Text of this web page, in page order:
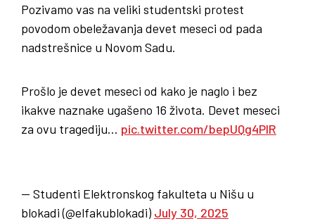
Pozivamo vas na veliki studentski protest
povodom obeležavanja devet meseci od pada
nadstrešnice u Novom Sadu.
Prošlo je devet meseci od kako je naglo i bez
ikakve naznake ugašeno 16 života. Devet meseci
za ovu tragediju… pic.twitter.com/bepUQg4PIR
— Studenti Elektronskog fakulteta u Nišu u
blokadi (@elfakublokadi) July 30, 2025